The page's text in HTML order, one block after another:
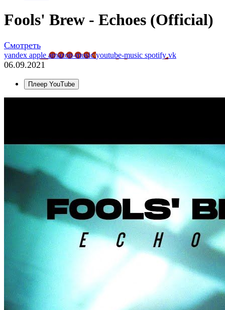
Fools' Brew - Echoes (Official)
Смотреть
yandex apple amazon-musicyoutube-music spotifyvk
06.09.2021
Плеер YouTube